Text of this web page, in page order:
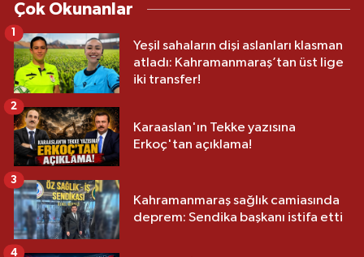
Çok Okunanlar
Yeşil sahaların dişi aslanları klasman
atladı: Kahramanmaraş’tan üst lige
iki transfer!
Karaaslan'ın Tekke yazısına
Erkoç'tan açıklama!
2
Kahramanmaraş sağlık camiasında
deprem: Sendika başkanı istifa etti
3
4